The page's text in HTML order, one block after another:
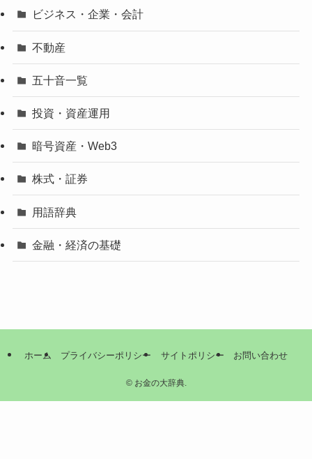
ビジネス・企業・会計
不動産
五十音一覧
投資・資産運用
暗号資産・Web3
株式・証券
用語辞典
金融・経済の基礎
ホーム プライバシーポリシー サイトポリシー お問い合わせ
©お金の大辞典.